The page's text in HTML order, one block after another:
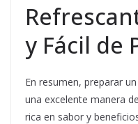
y Fácil de
En resumen, preparar
una excelente manera
rica en sabor y